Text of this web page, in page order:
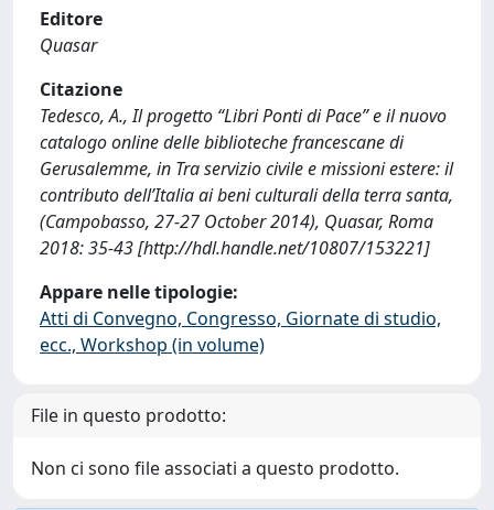
Editore
Quasar
Citazione
Tedesco, A., Il progetto “Libri Ponti di Pace” e il nuovo
catalogo online delle biblioteche francescane di
Gerusalemme, in Tra servizio civile e missioni estere: il
contributo dell’Italia ai beni culturali della terra santa,
(Campobasso, 27-27 October 2014), Quasar, Roma
2018: 35-43 [http://hdl.handle.net/10807/153221]
Appare nelle tipologie:
Atti di Convegno, Congresso, Giornate di studio,
ecc., Workshop (in volume)
File in questo prodotto:
Non ci sono file associati a questo prodotto.